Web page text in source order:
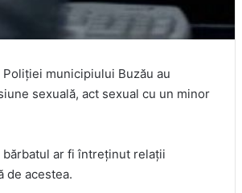
municipiului Buzău au
sexuală, act sexual cu un minor
ar fi întreținut relații
de acestea.